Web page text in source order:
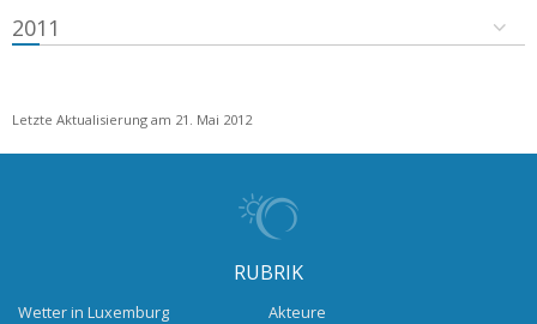
2011
Letzte Aktualisierung am 21. Mai 2012
RUBRIK
Wetter in Luxemburg
Akteure